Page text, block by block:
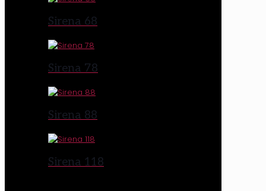
Sirena 68
Sirena 78
Sirena 88
Sirena 118